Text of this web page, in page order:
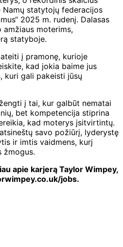
statytojų federacijos
2025 m. rudenį. Dalasas
moterims,
statyboje.
į pramonę, kurioje
kad jokia baime jus
kuri gali pakeisti jūsų
į tai, kur galbūt nematai
bet kompetencija stiprina
kad moterys įsitvirtintų.
savo požiūrį, lyderystę
ir imtis vaidmens, kurį
žmogus.
apie karjerą Taylor Wimpey,
jobs.